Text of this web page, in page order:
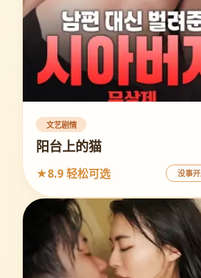
文艺剧情
阳台上的猫
★8.9 轻松可选 没事